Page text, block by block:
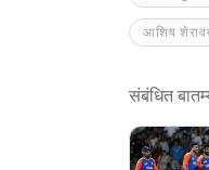
आशिष
संबंधित